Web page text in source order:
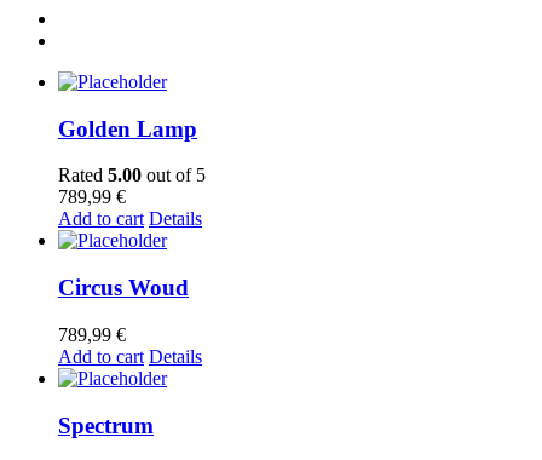
Golden Lamp
Rated 5.00 out of 5
789,99 €
Add to cart Details
Circus Woud
789,99 €
Add to cart Details
Spectrum